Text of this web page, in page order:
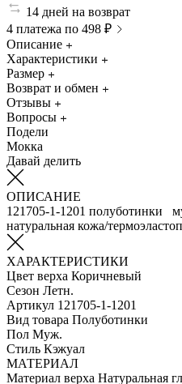
14 дней на возврат
4 платежа по 498 ₽
Описание
Характеристики
Размер
Возврат и обмен
Отзывы
Вопросы
Подели
Мокка
Давай делить
ОПИСАНИЕ
121705-1-1201 полуботинки
натуральная кожа/
ХАРАКТЕРИСТИКИ
Цвет верха Коричневый
Сезон Летн.
Артикул 121705-1-1201
Вид товара Полуботинки
Пол Муж.
Стиль Кэжуал
МАТЕРИАЛ
Материал верха Натуральная